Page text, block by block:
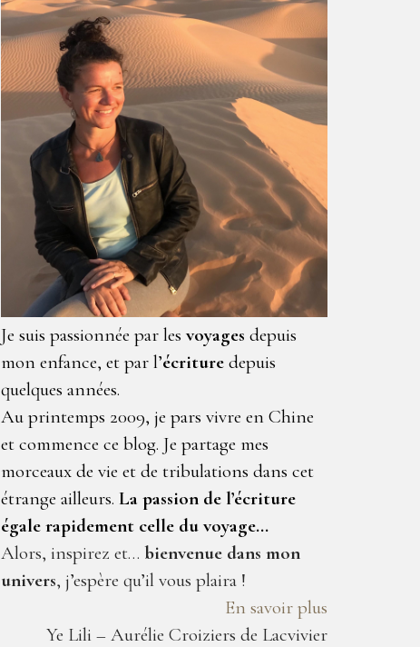
Je suis passionnée par les voyages depuis
mon enfance, et par l’écriture depuis
quelques années.
Au printemps 2009, je pars vivre en Chine
et commence ce blog. Je partage mes
morceaux de vie et de tribulations dans cet
étrange ailleurs. La passion de l’écriture
égale rapidement celle du voyage…
Alors, inspirez et… bienvenue dans mon
univers, j’espère qu’il vous plaira !
En savoir plus
Ye Lili – Aurélie Croiziers de Lacvivier